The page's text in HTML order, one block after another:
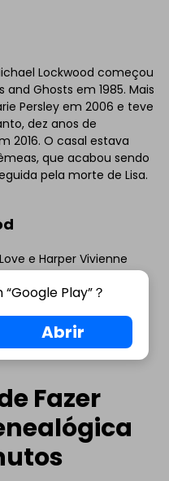
Lockwood começou
Ghosts em 1985. Mais
Persley em 2006 e teve
dez anos de
2016. O casal estava
que acabou sendo
pela morte de Lisa.
e Harper Vivienne
de Lisa Marie e
do casal, as duas filhas
avó, Priscilla.
as beneficiárias da
Fazer
Play”？
Abrir